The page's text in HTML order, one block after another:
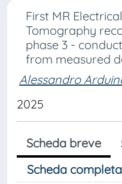
First MR
Tomography
phase 3 -
from measured
Alessandro
2025
Scheda breve
Scheda